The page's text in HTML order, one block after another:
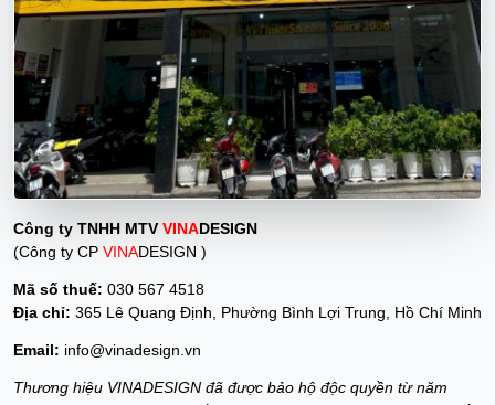
Công ty TNHH MTVVINADESIGN
(Công ty CP VINADESIGN )
Mã số thuế: 030 567 4518
Địa chỉ: 365 Lê Quang Định, Phường Bình Lợi Trung, Hồ Chí Minh
Email: info@vinadesign.vn
Thương hiệu VINADESIGN đã được bảo hộ độc quyền từ năm